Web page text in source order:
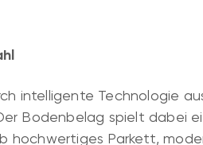
intelligente Technologie
Bodenbelag spielt dabei
Parkett,